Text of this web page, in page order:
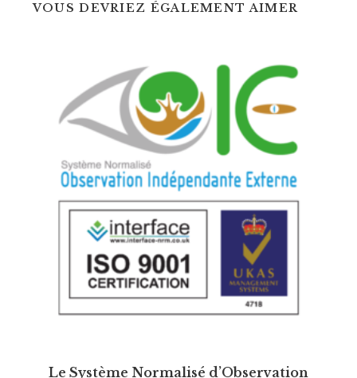
VOUS DEVRIEZ ÉGALEMENT AIMER
Le Système Normalisé d’Observation